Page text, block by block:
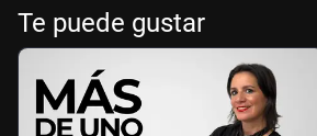
Te puede gustar